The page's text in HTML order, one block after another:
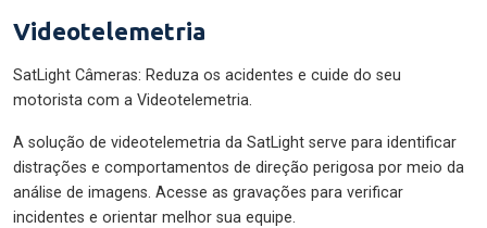
Videotelemetria
SatLight Câmeras: Reduza os acidentes e cuide do seu
motorista com a Videotelemetria.
A solução de videotelemetria da SatLight serve para identificar
distrações e comportamentos de direção perigosa por meio da
análise de imagens. Acesse as gravações para verificar
incidentes e orientar melhor sua equipe.